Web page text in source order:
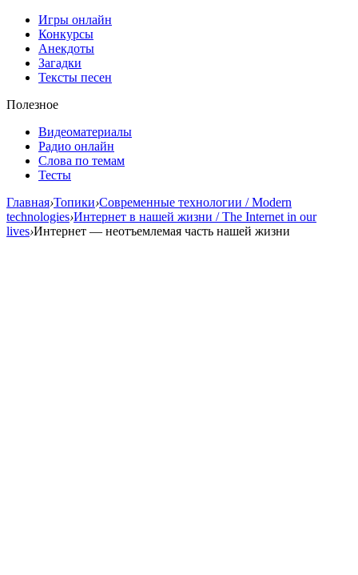
Игры онлайн
Конкурсы
Анекдоты
Загадки
Тексты песен
Полезное
Видеоматериалы
Радио онлайн
Слова по темам
Тесты
Главная›Топики›Современные технологии / Modern
technologies›Интернет в нашей жизни / The Internet in our
lives›Интернет — неотъемлемая часть нашей жизни